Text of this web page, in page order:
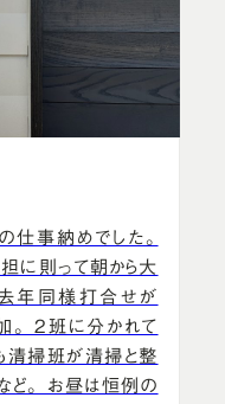
仕事納めでした。
に則って朝から大
年同様打合せが
。 2班に分かれて
清掃班が清掃と整
ど。 お昼は恒例の